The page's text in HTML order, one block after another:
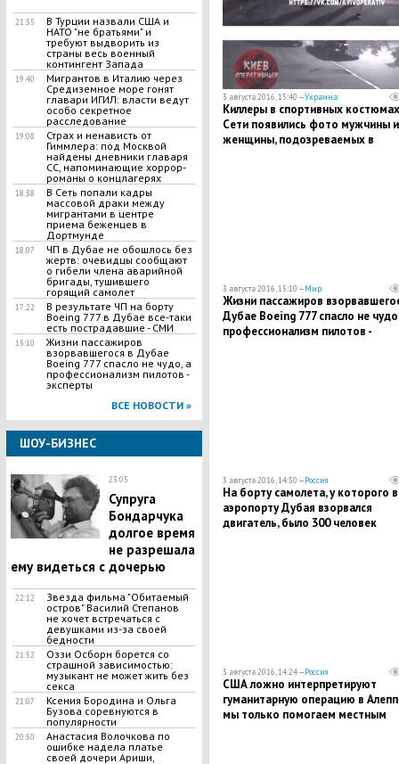
21:35
В Турции назвали США и
НАТО "не братьями" и
требуют выдворить из
страны весь военный
контингент Запада
19:40
Мигрантов в Италию через
Средиземное море гонят
главари ИГИЛ: власти ведут
особо секретное
расследование
19:08
Страх и ненависть от
Гиммлера: под Москвой
найдены дневники главаря
СС, напоминающие хоррор-
романы о концлагерях
18:38
В Сеть попали кадры
массовой драки между
мигрантами в центре
приема беженцев в
Дортмунде
18:07
ЧП в Дубае не обошлось без
жертв: очевидцы сообщают
о гибели члена аварийной
бригады, тушившего
горящий самолет
17:22
В результате ЧП на борту
Boeing 777 в Дубае все-таки
есть пострадавшие - СМИ
15:10
Жизни пассажиров
взорвавшегося в Дубае
Boeing 777 спасло не чудо, а
профессионализм пилотов -
эксперты
ВСЕ НОВОСТИ »
ШОУ-БИЗНЕС
23:05
Супруга
Бондарчука
долгое время
не разрешала
ему видеться с дочерью
22:12
Звезда фильма "Обитаемый
остров" Василий Степанов
не хочет встречаться с
девушками из-за своей
бедности
21:52
Оззи Осборн борется со
страшной зависимостью:
музыкант не может жить без
секса
21:07
Ксения Бородина и Ольга
Бузова соревнуются в
популярности
20:50
Анастасия Волочкова по
ошибке надела платье
своей дочери Ариши,
3 августа 2016, 15:40 —Украина
Киллеры в спортивных
Сети появились фото мужчины и
женщины, подозреваемых в
3 августа 2016, 15:10 —Мир
Жизни пассажиров
Дубае Boeing 777 спасло не
профессионализм пилотов -
3 августа 2016, 14:50 —Россия
На борту самолета, у которого в
аэропорту Дубая взорвался
двигатель, было 300 человек
3 августа 2016, 14:24 —Россия
США ложно интерпретируют
гуманитарную операцию в
мы только помогаем местным